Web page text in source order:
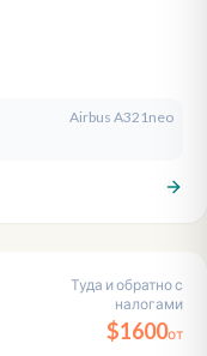
Airbus A321neo
Туда и обратно с
налогами
$1600от